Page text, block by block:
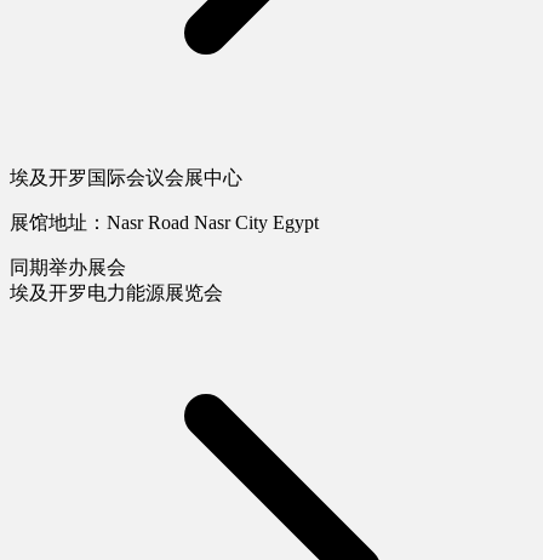
埃及开罗国际会议会展中心
展馆地址：Nasr Road Nasr City Egypt
同期举办展会
埃及开罗电力能源展览会